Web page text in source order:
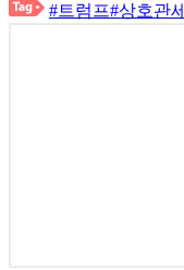
#트럼프#상호관세